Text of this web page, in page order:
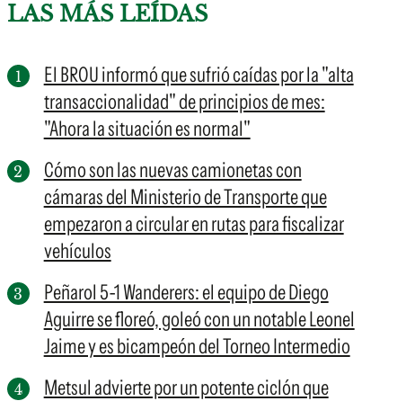
LAS MÁS LEÍDAS
El BROU informó que sufrió caídas por la "alta
transaccionalidad" de principios de mes:
"Ahora la situación es normal"
Cómo son las nuevas camionetas con
cámaras del Ministerio de Transporte que
empezaron a circular en rutas para fiscalizar
vehículos
Peñarol 5-1 Wanderers: el equipo de Diego
Aguirre se floreó, goleó con un notable Leonel
Jaime y es bicampeón del Torneo Intermedio
Metsul advierte por un potente ciclón que